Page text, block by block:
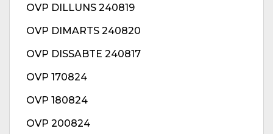
OVP DILLUNS 240819
OVP DIMARTS 240820
OVP DISSABTE 240817
OVP 170824
OVP 180824
OVP 200824